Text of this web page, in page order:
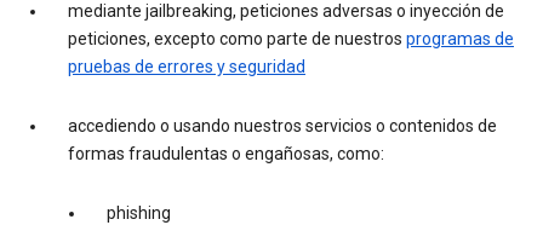
mediante jailbreaking, peticiones adversas o inyección de
peticiones, excepto como parte de nuestros programas de
pruebas de errores y seguridad
accediendo o usando nuestros servicios o contenidos de
formas fraudulentas o engañosas, como:
phishing